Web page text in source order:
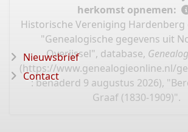
herkomst opnemen:
Historische Vereniging Hardenberg
"Genealogische gegevens uit
Overijssel", database,
(https://www.genealogieonline.nl/
: benaderd 9 augustus 2026),
Graaf (1830-1909)".
Nieuwsbrief
Contact